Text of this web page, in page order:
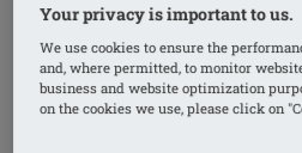
Your privacy is important to us.
We use cookies to ensure the
and, where permitted, to monitor
business and website optimization
on the cookies we use, please click on